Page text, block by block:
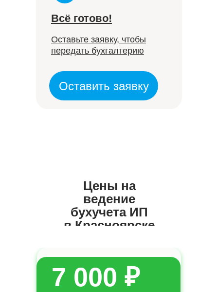
Всё готово!
Оставьте заявку, чтобы
передать бухгалтерию
Оставить заявку
Цены на
ведение
бухучета ИП
в Красноярске
7 000 ₽